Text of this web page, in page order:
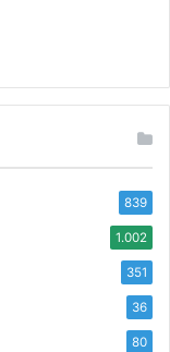
839
1.002
351
36
80